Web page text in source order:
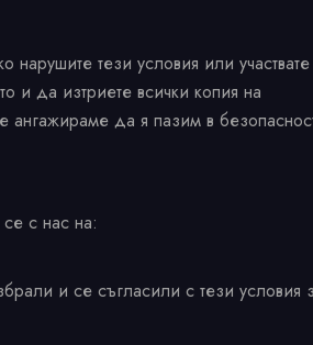
тези условия или участвате
и да изтриете всички копия на
ангажираме да я пазим в
с нас на:
и се съгласили с тези условия